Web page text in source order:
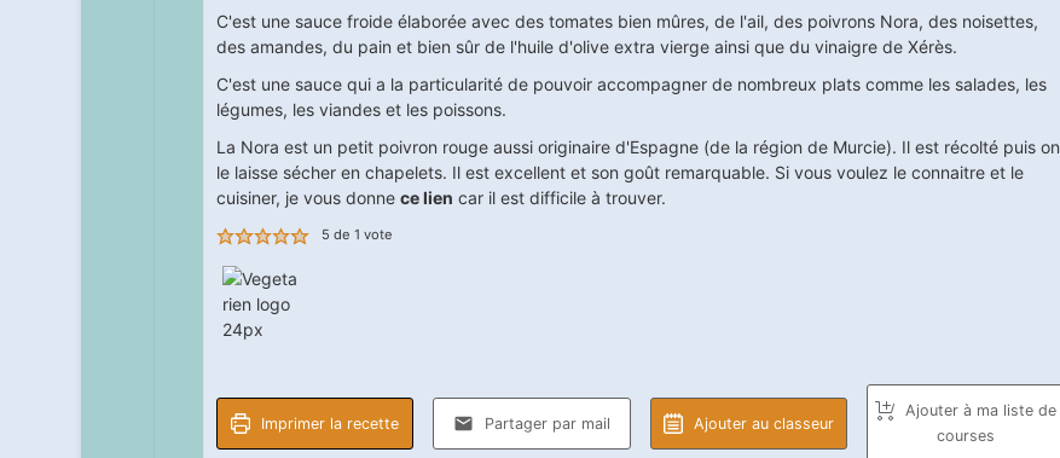
C'est une sauce froide élaborée avec des tomates bien mûres, de l'ail, des poivrons Nora, des noisettes,
des amandes, du pain et bien sûr de l'huile d'olive extra vierge ainsi que du vinaigre de Xérès.
C'est une sauce qui a la particularité de pouvoir accompagner de nombreux plats comme les salades, les
légumes, les viandes et les poissons.
La Nora est un petit poivron rouge aussi originaire d'Espagne (de la région de Murcie). Il est récolté puis on
le laisse sécher en chapelets. Il est excellent et son goût remarquable. Si vous voulez le connaitre et le
cuisiner, je vous donne ce lien car il est difficile à trouver.
5 de 1 vote
Imprimer la recette Partager par mail Ajouter au classeur
Ajouter à ma liste de
courses